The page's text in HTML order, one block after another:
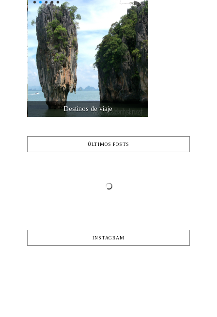
Destinos de viaje
ÚLTIMOS POSTS
INSTAGRAM